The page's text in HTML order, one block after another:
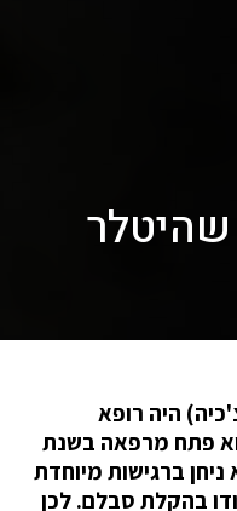
שהיטלר
בלוך (נולד ב-1872 בצ'כיה) היה רופא
פתח מרפאה בשנת
ניחן ברגישות מיוחדת
בהקלת סבלם. לכן